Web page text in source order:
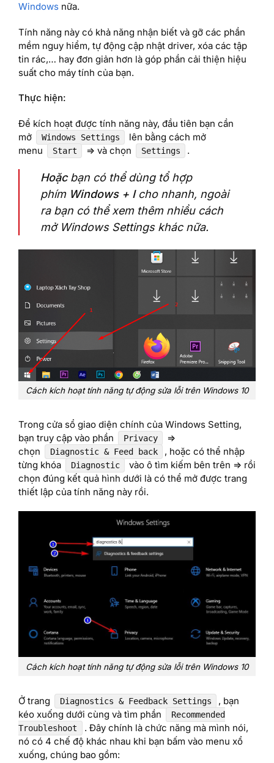
Windows nữa.
Tính năng này có khả năng nhận biết và gỡ các phần
mềm nguy hiểm, tự động cập nhật driver, xóa các tập
tin rác,… hay đơn giản hơn là góp phần cải thiện hiệu
suất cho máy tính của bạn.
Thực hiện:
Để kích hoạt được tính năng này, đầu tiên bạn cần
mở
Windows Settings
lên bằng cách mở
menu
Start => và chọn Settings .
Hoặcbạn có thể dùng tổ hợp
phím Windows + Icho nhanh, ngoài
ra bạn có thể xem thêm nhiều cách
mở Windows Settings khác nữa.
Cách kích hoạt tính năng tự động sửa lỗi trên Windows 10
Trong cửa sổ giao diện chính của Windows Setting,
bạn truy cập vào phần
Privacy
=>
chọn
Diagnostic & Feed back
, hoặc có thể nhập
từng khóa
Diagnostic
vào ô tìm kiếm bên trên => rồi
chọn đúng kết quả hình dưới là có thể mở được trang
thiết lập của tính năng này rồi.
Cách kích hoạt tính năng tự động sửa lỗi trên Windows 10
Ở trang Diagnostics & Feedback Settings
, bạn
kéo xuống dưới cùng và tìm phần
Recommended
Troubleshoot
. Đây chính là chức năng mà mình nói,
nó có 4 chế độ khác nhau khi bạn bấm vào menu xổ
xuống, chúng bao gồm: